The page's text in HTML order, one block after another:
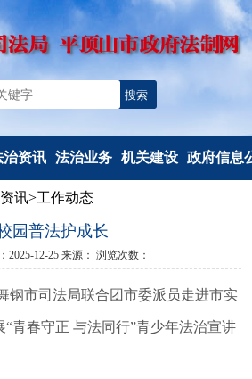
治资讯
作动态
案释法
法治业务
设
政府立法
人民调解
人民监督和
机关建设
典型风采
政府信息
政府信息公
度报告
依申请公
讯>工作动态
园普法护成长
2025-12-25 来源： 浏览次数：
钢市司法局联合团市委派员走进市实
青春守正 与法同行”青少年法治宣讲